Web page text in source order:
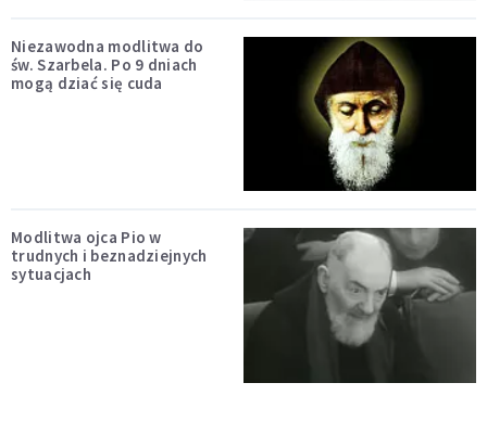
Niezawodna modlitwa do
św. Szarbela. Po 9 dniach
mogą dziać się cuda
Modlitwa ojca Pio w
trudnych i beznadziejnych
sytuacjach